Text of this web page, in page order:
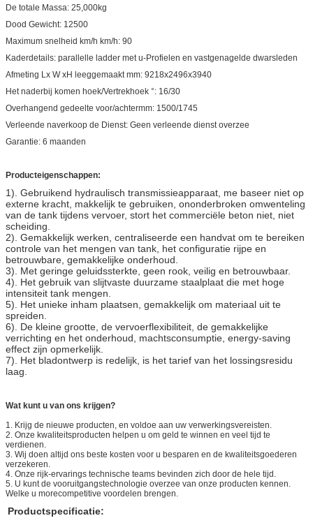
De totale Massa: 25,000kg
Dood Gewicht: 12500
Maximum snelheid km/h km/h: 90
Kaderdetails: parallelle ladder met u-Profielen en vastgenagelde dwarsleden
Afmeting Lx W xH leeggemaakt mm: 9218x2496x3940
Het naderbij komen hoek/Vertrekhoek °: 16/30
Overhangend gedeelte voor/achtermm: 1500/1745
Verleende naverkoop de Dienst: Geen verleende dienst overzee
Garantie: 6 maanden
Producteigenschappen:
1). Gebruikend hydraulisch transmissieapparaat, me baseer niet op
externe kracht, makkelijk te gebruiken, ononderbroken omwenteling
van de tank tijdens vervoer, stort het commerciële beton niet, niet
scheiding.
2). Gemakkelijk werken, centraliseerde een handvat om te bereiken
controle van het mengen van tank, het configuratie rijpe en
betrouwbare, gemakkelijke onderhoud.
3). Met geringe geluidssterkte, geen rook, veilig en betrouwbaar.
4). Het gebruik van slijtvaste duurzame staalplaat die met hoge
intensiteit tank mengen.
5). Het unieke inham plaatsen, gemakkelijk om materiaal uit te
spreiden.
6). De kleine grootte, de vervoerflexibiliteit, de gemakkelijke
verrichting en het onderhoud, machtsconsumptie, energy-saving
effect zijn opmerkelijk.
7). Het bladontwerp is redelijk, is het tarief van het lossingsresidu
laag.
Wat kunt u van ons krijgen?
1. Krijg de nieuwe producten, en voldoe aan uw verwerkingsvereisten.
2. Onze kwaliteitsproducten helpen u om geld te winnen en veel tijd te
verdienen.
3. Wij doen altijd ons beste kosten voor u besparen en de kwaliteitsgoederen
verzekeren.
4. Onze rijk-ervarings technische teams bevinden zich door de hele tijd.
5. U kunt de vooruitgangstechnologie overzee van onze producten kennen.
Welke u morecompetitive voordelen brengen.
Productspecificatie: